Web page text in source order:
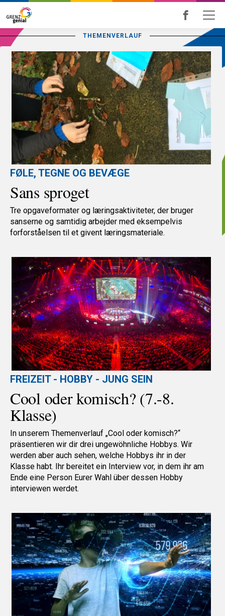
Skip
to
main
content
THEMENVERLAUF
FØLE, TEGNE OG BEVÆGE
Sans sproget
Tre opgaveformater og læringsaktiviteter, der bruger
sanserne og samtidig arbejder med eksempelvis
forforståelsen til et givent læringsmateriale.
FREIZEIT - HOBBY - JUNG SEIN
Cool oder komisch? (7.-8.
Klasse)
In unserem Themenverlauf „Cool oder komisch?“
präsentieren wir dir drei ungewöhnliche Hobbys. Wir
werden aber auch sehen, welche Hobbys ihr in der
Klasse habt. Ihr bereitet ein Interview vor, in dem ihr am
Ende eine Person Eurer Wahl über dessen Hobby
interviewen werdet.